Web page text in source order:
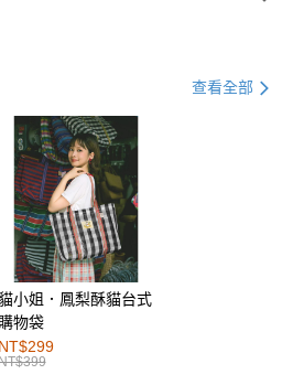
以上)免運費
查看全部
小姐．鳳梨酥貓台式
購物袋
NT$299